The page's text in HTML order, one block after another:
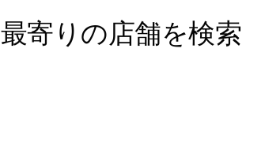
最寄りの店舗を検索